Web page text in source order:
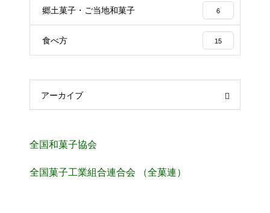
郷土菓子・ご当地和菓子 6
食べ方 15
アーカイブ
全国和菓子協会
全国菓子工業組合連合会 （全菓連）